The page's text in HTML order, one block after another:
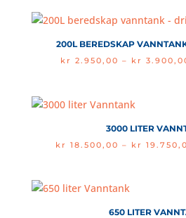
200L BEREDSKAP
kr 2.950,00 – kr
3000 LITER
kr 18.500,00 – kr
650 LITER